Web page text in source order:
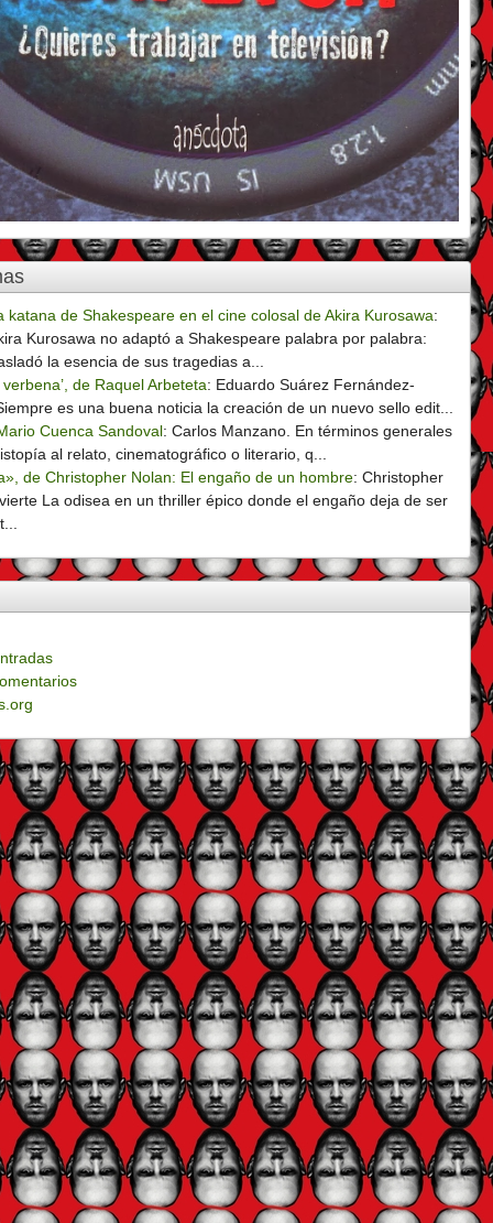
katana de Shakespeare en el cine colosal de Akira Kurosawa:
Kurosawa no adaptó a Shakespeare palabra por palabra:
la esencia de sus tragedias a...
verbena’, de Raquel Arbeteta: Eduardo Suárez Fernández-
es una buena noticia la creación de un nuevo sello edit...
Cuenca Sandoval: Carlos Manzano. En términos generales
al relato, cinematográfico o literario, q...
de Christopher Nolan: El engaño de un hombre: Christopher
La odisea en un thriller épico donde el engaño deja de ser